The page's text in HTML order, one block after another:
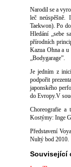
Narodil se a
leč
Taekwon). Po
Hledání „sebe
přírodních
Kazua Ohna a
„Bodygarage”.
Je jedním z
podpořit
japonského
do Evropy.V
Choreografie a
Kostýmy: Inge
Představení
Nultý bod 2010.
Související